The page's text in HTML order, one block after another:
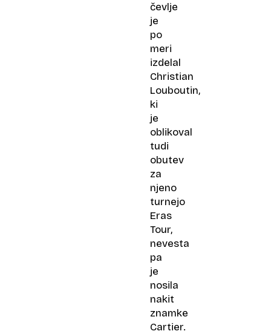
čevlje
je
po
meri
izdelal
Christian
Louboutin,
ki
je
oblikoval
tudi
obutev
za
njeno
turnejo
Eras
Tour,
nevesta
pa
je
nosila
nakit
znamke
Cartier.